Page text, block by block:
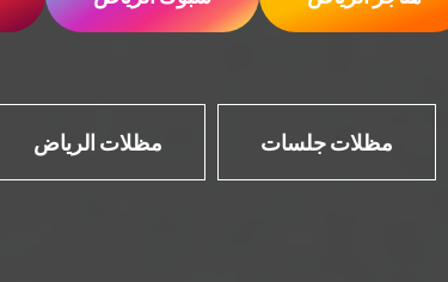
مظلات جلسات مظلات الرياض